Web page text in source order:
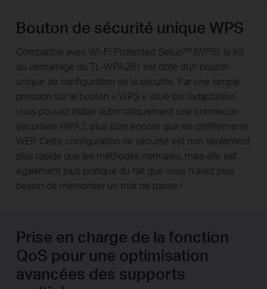
Bouton de sécurité unique WPS
Compatible avec WI-FI Protected Setup™ (WPS), le Kit
du démarrage du TL-WPA281 est doté d'un bouton
unique de configuration de la sécurité. Par une simple
pression sur le bouton « WPS » situé sur l'adaptateur,
vous pouvez établir automatiquement une connexion
sécurisée WPA2, plus sûre encore que les chiffrements
WEP. Cette configuration de sécurité est non seulement
plus rapide que les méthodes normales, mais elle est
également plus pratique du fait que vous n’avez plus
besoin de mémoriser un mot de passe !
Prise en charge de la fonction
QoS pour une optimisation
avancées des supports